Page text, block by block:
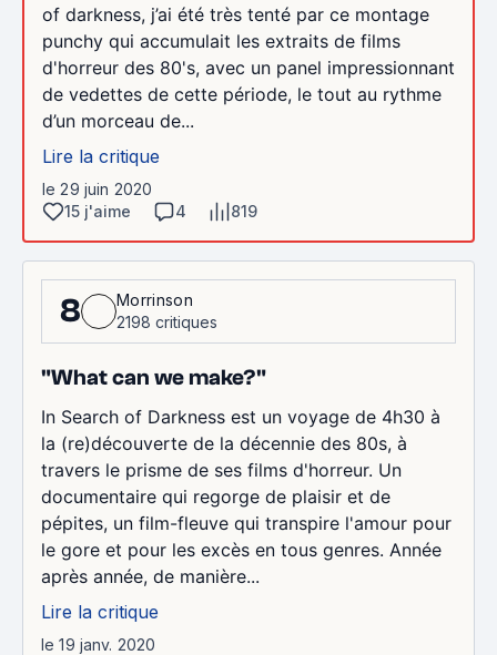
of darkness, j’ai été très tenté par ce montage
punchy qui accumulait les extraits de films
d'horreur des 80's, avec un panel impressionnant
de vedettes de cette période, le tout au rythme
d’un morceau de...
Lire la critique
le 29 juin 2020
15 j'aime
4 819
8
Morrinson
2198 critiques
"What can we make?"
In Search of Darkness est un voyage de 4h30 à
la (re)découverte de la décennie des 80s, à
travers le prisme de ses films d'horreur. Un
documentaire qui regorge de plaisir et de
pépites, un film-fleuve qui transpire l'amour pour
le gore et pour les excès en tous genres. Année
après année, de manière...
Lire la critique
le 19 janv. 2020